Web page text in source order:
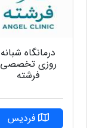
درمانگاه شبانه
روزی تخصصی
فرشته
فردیس